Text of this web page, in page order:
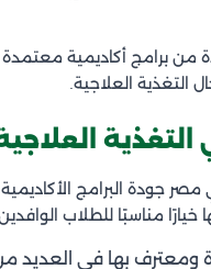
من برامج أكاديمية
التغذية العلاجية.
التغذية
مصر جودة البرامج
خيارًا مناسبًا للطلاب
ومعترف بها في العديد